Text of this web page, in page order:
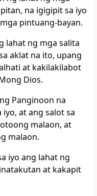
na igigipit sa iyo
pintuang-bayan.
lahat ng mga salita
aklat na ito, upang
at kakilakilabot
Dios.
Panginoon na
at ang salot sa
malaon, at
malaon.
iyo ang lahat ng
at kakapit